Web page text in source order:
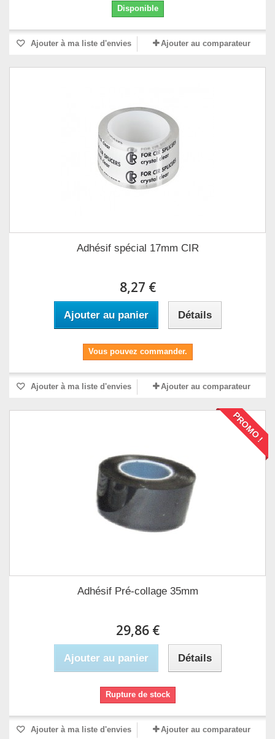
Disponible
Ajouter à ma liste d'envies Ajouter au comparateur
Adhésif spécial 17mm CIR
8,27 €
Ajouter au panier Détails
Vous pouvez commander.
Ajouter à ma liste d'envies Ajouter au comparateur
PROMO !
Adhésif Pré-collage 35mm
29,86 €
Ajouter au panier Détails
Rupture de stock
Ajouter à ma liste d'envies Ajouter au comparateur